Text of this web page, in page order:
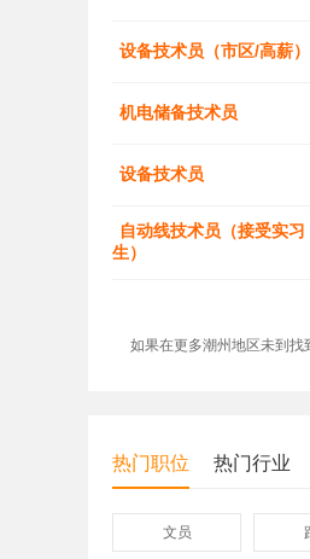
设备技术员（市区/高薪）
机电储备技术员
设备技术员
自动线技术员（接受实习
生）
如果在更多潮州地区未到找
热门职位 热门行业
文员